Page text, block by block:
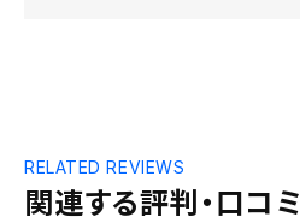
関連する評判・口コミ
RELATED REVIEWS